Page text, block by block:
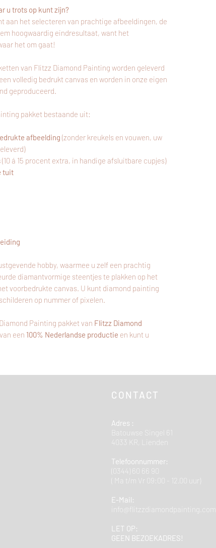
u trots op kunt zijn?
aan het selecteren van prachtige afbeeldingen, de
hoogwaardig eindresultaat, want het
het om gaat!
van Flitzz Diamond Painting worden geleverd
volledig bedrukt canvas en worden in onze eigen
geproduceerd.
pakket bestaande uit:
afbeelding (zonder kreukels en vouwen, uw
(10 á 15 procent extra, in handige afsluitbare cupjes)
tuit
hobby, waarmee u zelf een prachtig
diamantvormige steentjes te plakken op het
voorbedrukte canvas. U kunt diamond painting
op nummer of pixelen.
Painting pakket van Flitzz Diamond
een 100% Nederlandse productie en kunt u
CONTACT
Adres :
Batouwse Singel 61
4033 KR, Lienden
Telefoonnummer:
(0344) 60 66 90
( Ma t/m Vr 09:00 - 12.00 uur)
E-Mail:
info@flitzzdiamondpainting.com
LET OP:
GEEN BEZOEKADRES!